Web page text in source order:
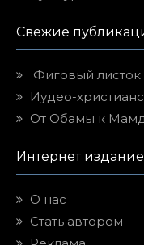
Свежие
Фиговый листок
Иудео-
От Обамы к
Интернет издание
О нас
Стать автором
Реклама